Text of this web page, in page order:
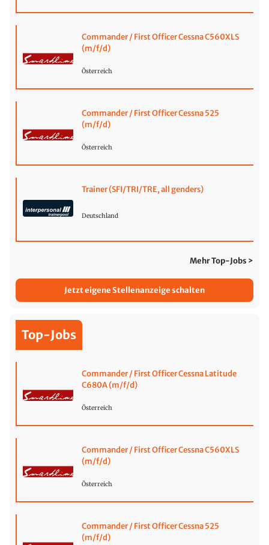
Commander / First Officer Cessna C560XLS
(m/f/d)
Österreich
Commander / First Officer Cessna 525
(m/f/d)
Österreich
Trainer (SFI/TRI/TRE, all genders)
Deutschland
Mehr Top-Jobs >
Jetzt eigene Stellenanzeige schalten
Top-Jobs
Commander / First Officer Cessna Latitude
C680A (m/f/d)
Österreich
Commander / First Officer Cessna C560XLS
(m/f/d)
Österreich
Commander / First Officer Cessna 525
(m/f/d)